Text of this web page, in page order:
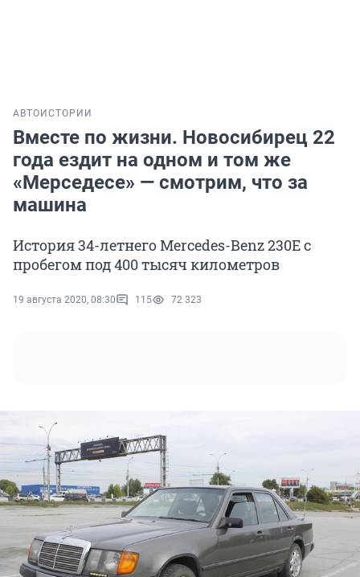
АВТО ИСТОРИИ
Вместе по жизни. Новосибирец 22
года ездит на одном и том же
«Мерседесе» — смотрим, что за
машина
История 34-летнего Mercedes-Benz 230Е с
пробегом под 400 тысяч километров
19 августа 2020, 08:30 115 72 323